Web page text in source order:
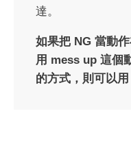
達。
如果把 NG 當動
用 mess up 這個
的方式，則可以用